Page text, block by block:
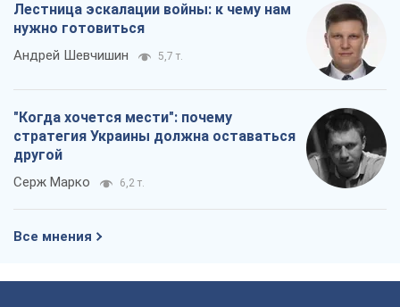
Лестница эскалации войны: к чему нам
нужно готовиться
Андрей Шевчишин 5,7 т.
"Когда хочется мести": почему
стратегия Украины должна оставаться
другой
Серж Марко 6,2 т.
Все мнения